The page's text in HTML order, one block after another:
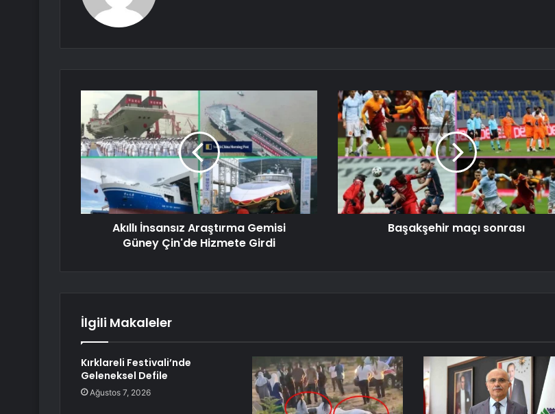
Akıllı İnsansız Araştırma Gemisi
Güney Çin'de Hizmete Girdi
Başakşehir maçı sonrası
İlgili Makaleler
Kırklareli Festivali’nde
Geleneksel Defile
Ağustos 7, 2026